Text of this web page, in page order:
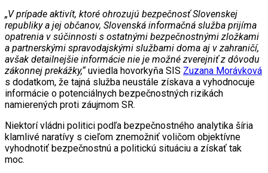
„V prípade aktivít, ktoré ohrozujú bezpečnosť Slovenskej
republiky a jej občanov, Slovenská informačná služba prijíma
opatrenia v súčinnosti s ostatnými bezpečnostnými zložkami
a partnerskými spravodajskými službami doma aj v zahraničí,
avšak detailnejšie informácie nie je možné zverejniť z dôvodu
zákonnej prekážky,“ uviedla hovorkyňa SIS Zuzana Morávková
s dodatkom, že tajná služba neustále získava a vyhodnocuje
informácie o potenciálnych bezpečnostných rizikách
namierených proti záujmom SR.
Niektorí vládni politici podľa bezpečnostného analytika šíria
klamlivé naratívy s cieľom znemožniť voličom objektívne
vyhodnotiť bezpečnostnú a politickú situáciu a získať tak
moc.